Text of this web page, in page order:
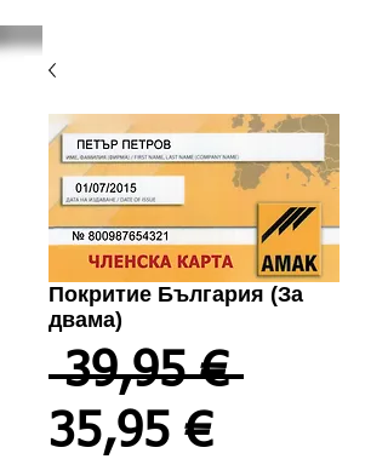
Покритие България (За
двама)
39,95 €
35,95 €